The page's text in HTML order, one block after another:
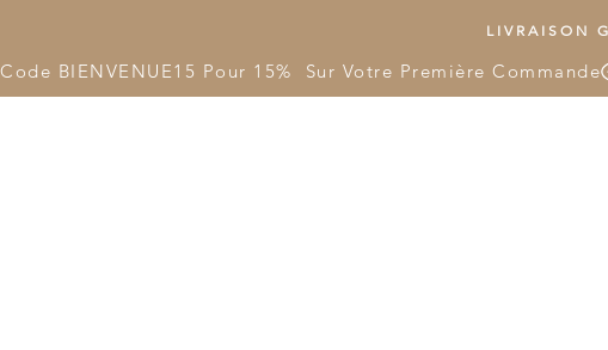
LIVRAISON
Code BIENVENUE15 Pour 15%  Sur Votre Première Commande